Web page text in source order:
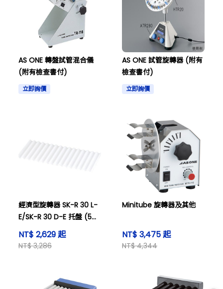
AS ONE 轉盤試管混合儀
(附有檢查書付)
立即詢價
AS ONE 試管旋轉器 (附有
檢查書付)
立即詢價
經濟型旋轉器 SK-R 30 L-
E/SK-R 30 D-E 托盤 (5至
15毫升試管) 及其他
NT$ 2,629 起
NT$ 3,286
Minitube 旋轉器及其他
NT$ 3,475 起
NT$ 4,344